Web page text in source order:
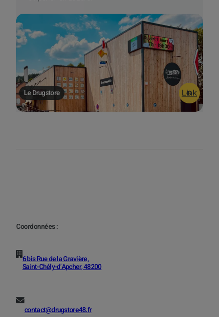
Le Drugstore Link
Coordonnées :
6 bis Rue de la Gravière,
Saint-Chély-d’Apcher, 48200
contact@drugstore48.fr